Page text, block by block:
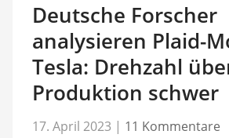
Deutsche Forscher
analysieren Plaid-
Tesla: Drehzahl
Produktion schwer
17. April 2023 | 11 Kommentare